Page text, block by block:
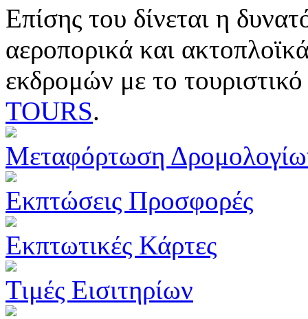
Επίσης του δίνεται η
αεροπορικά και
εκδρομών με το
TOURS.
Μεταφόρτωση
Εκπτώσεις Προσφορές
Εκπτωτικές Κάρτες
Τιμές Εισιτηρίων